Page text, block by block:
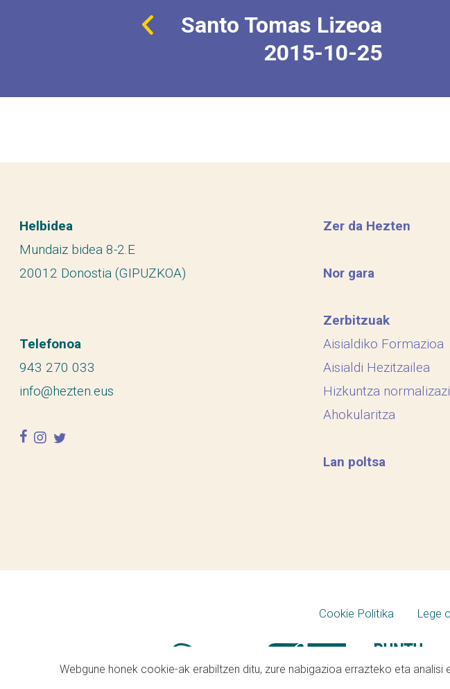
Santo Tomas Lizeoa
2015-10-25
Helbidea
Mundaiz bidea 8-2.E
20012 Donostia (GIPUZKOA)
Telefonoa
943 270 033
info@hezten.eus
facebook
instagram
twitter
Zer da Hezten
Nor gara
Zerbitzuak
Aisialdiko Formazioa
Aisialdi Hezitzailea
Hizkuntza
Ahokularitza
Lan poltsa
Cookie Politika Lege
Webgune honek cookie-ak erabiltzen ditu, zure nabigazioa errazteko eta